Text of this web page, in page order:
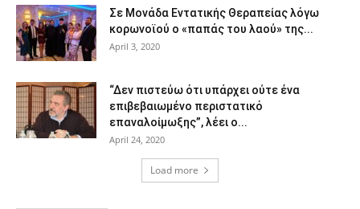
Σε Μονάδα Εντατικής Θεραπείας λόγω
κορωνοϊού ο «παπάς του λαού» της...
April 3, 2020
“Δεν πιστεύω ότι υπάρχει ούτε ένα
επιβεβαιωμένο περιστατικό
επαναλοίμωξης”, λέει ο...
April 24, 2020
Load more